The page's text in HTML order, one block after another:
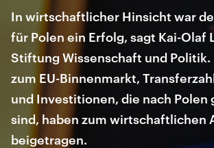
In wirtschaftlicher Hinsicht war
für Polen ein Erfolg, sagt Kai-Olaf
Stiftung Wissenschaft und Politik.
zum EU-Binnenmarkt,
und Investitionen, die nach Polen
sind, haben zum wirtschaftlichen
beigetragen.